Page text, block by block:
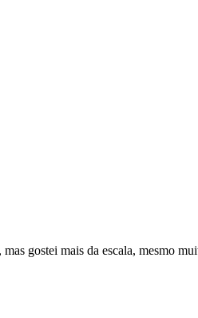
gostei mais da escala, mesmo